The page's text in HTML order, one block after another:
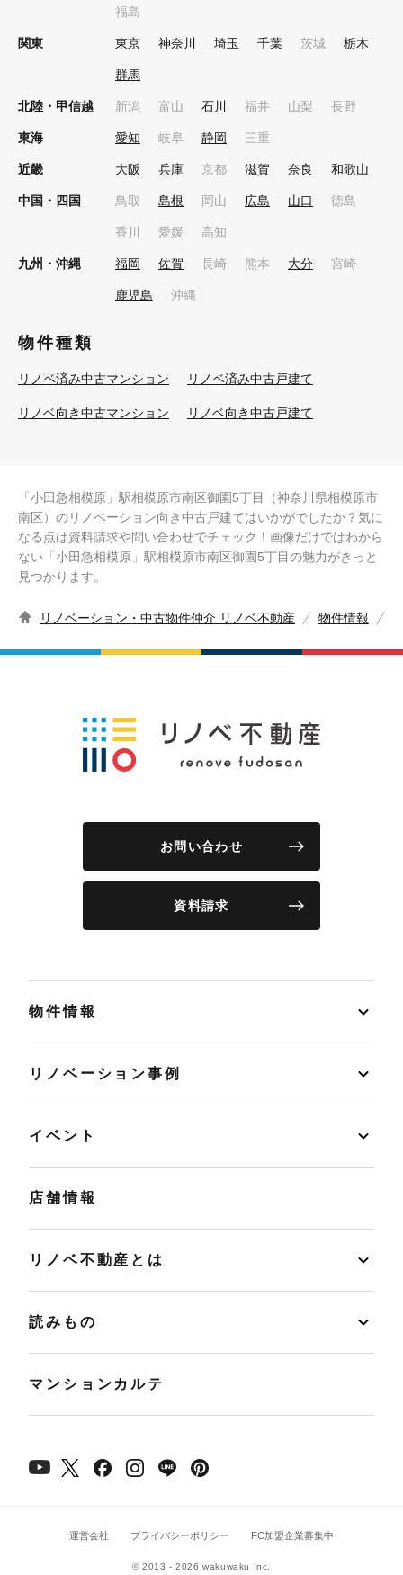
福島
関東 東京 神奈川 埼玉 千葉 茨城 栃木
群馬
北陸・甲信越 新潟 富山 石川 福井 山梨 長野
東海 愛知 岐阜 静岡 三重
近畿 大阪 兵庫 京都 滋賀 奈良 和歌山
中国・四国 鳥取 島根 岡山 広島 山口 徳島
香川 愛媛 高知
九州・沖縄 福岡 佐賀 長崎 熊本 大分 宮崎
鹿児島 沖縄
物件種類
リノベ済み中古マンション リノベ済み中古戸建て
リノベ向き中古マンション リノベ向き中古戸建て
「小田急相模原」駅相模原市南区御園5丁目（神奈川県相模原市
南区）のリノベーション向き中古戸建てはいかがでしたか？気に
なる点は資料請求や問い合わせでチェック！画像だけではわから
ない「小田急相模原」駅相模原市南区御園5丁目の魅力がきっと
見つかります。
リノベーション・中古物件仲介 リノベ不動産 物件情報
お問い合わせ
資料請求
物件情報
リノベーション事例
イベント
店舗情報
リノベ不動産とは
読みもの
マンションカルテ
© 2013 - 2026 wakuwaku Inc.
運営会社 プライバシーポリシー FC加盟企業募集中